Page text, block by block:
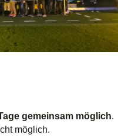
gemeinsam möglich.
möglich.